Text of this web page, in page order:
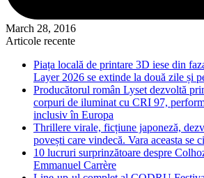
March 28, 2016
Articole recente
Piața locală de printare 3D iese din
Layer 2026 se extinde la două zile și
Producătorul român Lyset dezvoltă
corpuri de iluminat cu CRI 97,
inclusiv în Europa
Thrillere virale, ficțiune japoneză,
povești care vindecă. Vara aceasta se
10 lucruri surprinzătoare despre
Emmanuel Carrère